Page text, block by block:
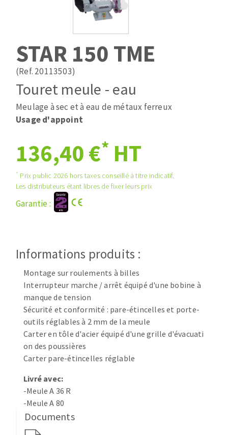
Pose des joints
Fers et plaquettes
Lames de scie à ruban
ABRASIFS APPLIQUÉS
Disques auto-agrippant
Patins
Bandes abrasives
Disques fibre et papier
Feuilles 230 x 280 mm
Cales à poncer et patins
Plateaux supports
DISQUES ABRASIFS
Meules d'ébarbage
TRAITEMENT DE SURFACE
Disques à lamelles
Roues à lamelles
Meules sur tige
Brosses
Meules de tourets
Feutres à polir
Bandes sans fin
Rouleaux d'atelier
NETTOYAGE
Aspirateurs
MACHINES POUR LE TRAVAIL DU MÉTAL
Tronçonneuses
STAR 150 TME
(Ref. 20113503)
Touret meule - eau
Meulage à sec et à eau de métaux ferreux
Usage d'appoint
136,40 €* HT
* Prix public 2026 hors taxes conseillé à titre indicatif.
Les distributeurs étant libres de fixer leurs prix
Garantie :
Informations produits :
Montage sur roulements à billes
Interrupteur marche / arrêt équipé d'une bobine à
manque de tension
Sécurité et conformité : pare-étincelles et porte-
outils réglables à 2 mm de la meule
Carter en tôle d'acier équipé d'une grille d'évacuati
on des poussières
Carter pare-étincelles réglable
Livré avec:
-Meule A 36 R
-Meule A 80
Documents